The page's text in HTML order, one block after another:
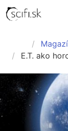
E.T. ako